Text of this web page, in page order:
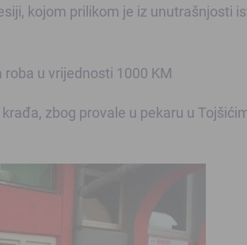
kojom prilikom je iz unutrašnjosti
roba u vrijednosti 1000 KM
zbog provale u pekaru u